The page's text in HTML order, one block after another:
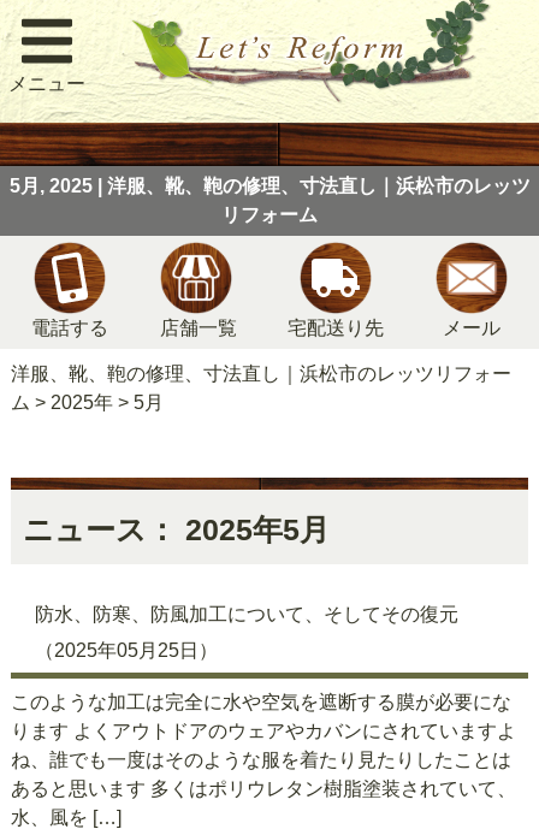
メニュー
5月, 2025 | 洋服、靴、鞄の修理、寸法直し｜浜松市のレッツ
リフォーム
電話する 店舗一覧 宅配送り先 メール
洋服、靴、鞄の修理、寸法直し｜浜松市のレッツリフォー
ム > 2025年> 5月
ニュース： 2025年5月
防水、防寒、防風加工について、そしてその復元
（2025年05月25日）
このような加工は完全に水や空気を遮断する膜が必要にな
ります よくアウトドアのウェアやカバンにされていますよ
ね、誰でも一度はそのような服を着たり見たりしたことは
あると思います 多くはポリウレタン樹脂塗装されていて、
水、風を […]